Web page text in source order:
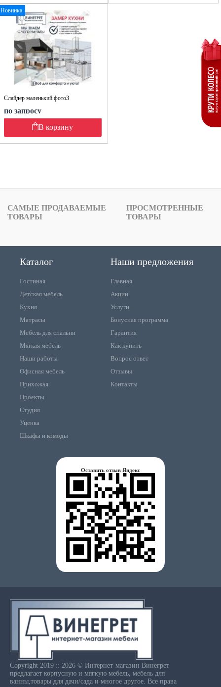
Новинка
Слайдер маленький фото3
по запросу
В корзину
САМЫЕ ПРОДАВАЕМЫЕ
ТОВАРЫ
ПРОСМОТРЕННЫЕ
ТОВАРЫ
Каталог
Гостиная
Детская мебель
Кухня
Матрасы
Мебель для спальни
Мягкая мебель
Наши работы
Офисная мебель
Прихожая
Проекты
Студия
Уценка
Шкафы и комоды
Наши предложения
Главная
Акции
Услуги
Бонусная программа
Гарантия
Как купить
Вопрос ответ
Отзывы
Контакты
Оставить отзыв Яндекс
Copyright 2019 :: 2026 © Интернет-магазин Винегрет
предлагает корпусную и мягкую мебель, мебель для
ванны,товары для дачи/сада и многое другое. Все права